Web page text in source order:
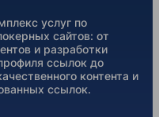
услуг по
сайтов: от
и разработки
ссылок до
контента и
ссылок.